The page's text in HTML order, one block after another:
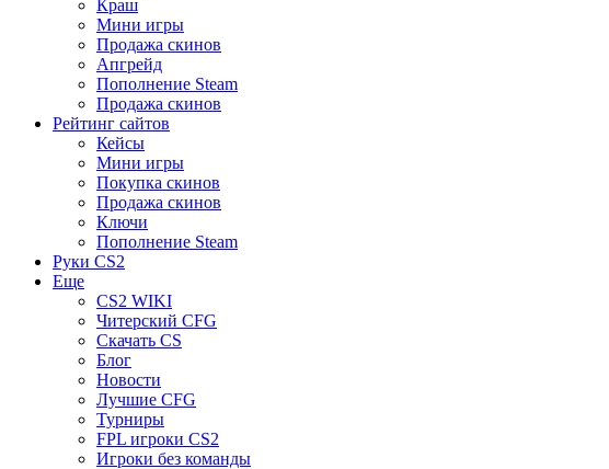
Краш
Мини игры
Продажа скинов
Апгрейд
Пополнение Steam
Продажа скинов
Рейтинг сайтов
Кейсы
Мини игры
Покупка скинов
Продажа скинов
Ключи
Пополнение Steam
Руки CS2
Еще
CS2 WIKI
Читерский CFG
Скачать CS
Блог
Новости
Лучшие CFG
Турниры
FPL игроки CS2
Игроки без команды